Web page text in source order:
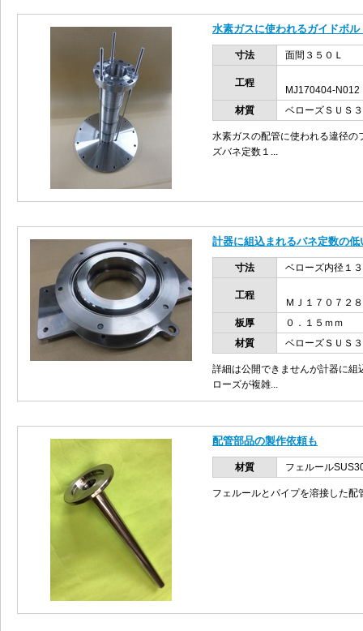
水素ガスに使われるガイドボル
寸法 面間３５０Ｌ
工程
MJ170404-N012
材質
ベローズＳＵＳ
水素ガスの配管に使われる違径
ズバネ定数１...
計器に組込まれるバネ定数の低
寸法 ベローズ内径１
工程
ＭＪ１７０７２
板厚
０．１５ｍｍ
材質
ベローズＳＵＳ
詳細は公開できませんが計器に
ローズが複雑...
配管部品の製作依頼も
材質 フェルール
フェルールとパイプを溶接した配